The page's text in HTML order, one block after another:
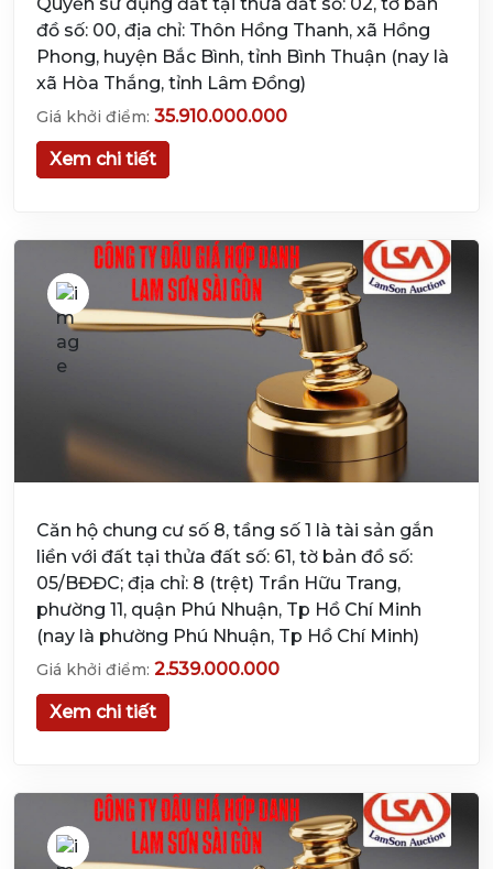
đồ số: 00, địa chỉ: Thôn Hồng Thanh, xã Hồng
Phong, huyện Bắc Bình, tỉnh Bình Thuận (nay là
xã Hòa Thắng, tỉnh Lâm Đồng)
Giá khởi điểm: 35.910.000.000
Xem chi tiết
Căn hộ chung cư số 8, tầng số 1 là tài sản gắn
liền với đất tại thửa đất số: 61, tờ bản đồ số:
05/BĐĐC; địa chỉ: 8 (trệt) Trần Hữu Trang,
phường 11, quận Phú Nhuận, Tp Hồ Chí Minh
(nay là phường Phú Nhuận, Tp Hồ Chí Minh)
Giá khởi điểm: 2.539.000.000
Xem chi tiết